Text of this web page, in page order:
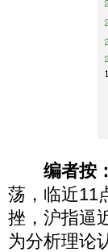
编者按：
荡，临近11
挫，沪指逼
为分析理论